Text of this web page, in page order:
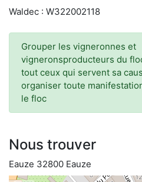
Waldec : W322002118
Grouper les vigneronnes et
vigneronsproducteurs du
tout ceux qui servent sa
organiser toute
le floc
Nous trouver
Eauze 32800 Eauze